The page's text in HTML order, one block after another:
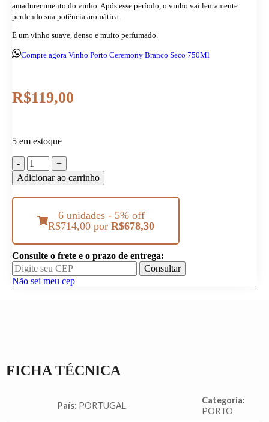
amadurecimento do vinho. Após esse período, o vinho vai lentamente
perdendo sua potência aromática.
É um vinho suave, denso e muito perfumado.
Compre agora Vinho Porto Ceremony Branco Seco 750Ml
R$119,00
5 em estoque
Adicionar ao carrinho
6 unidades - 5% off
R$714,00 por R$678,30
Consulte o frete e o prazo de entrega:
Consultar
Não sei meu cep
FICHA TÉCNICA
País: PORTUGAL
Categoria:
PORTO